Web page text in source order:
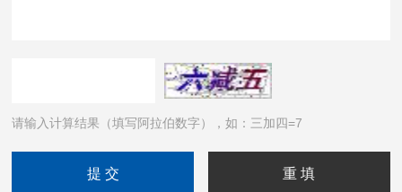
请输入计算结果（填写阿拉伯数字），如：三加四=7